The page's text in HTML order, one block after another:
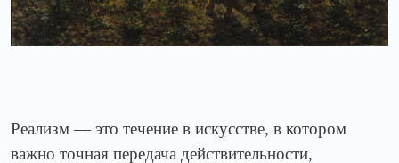
Реализм — это течение в искусстве, в котором
важно точная передача действительности,